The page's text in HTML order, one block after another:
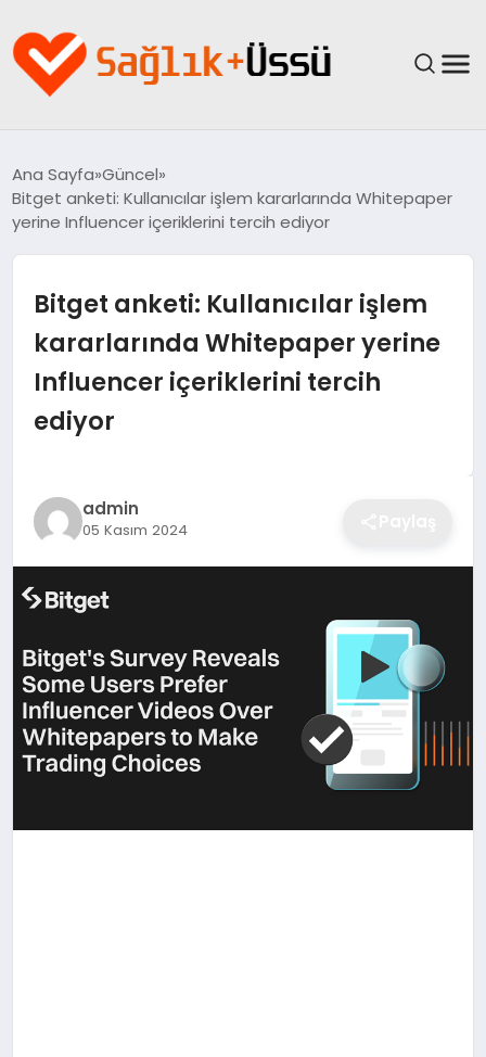
YAŞAM
GÜNCEL
SPOR & FITNESS
BESLENME
Ana Sayfa Güncel
Bitget anketi: Kullanıcılar işlem kararlarında Whitepaper
yerine Influencer içeriklerini tercih ediyor
Bitget anketi: Kullanıcılar işlem
kararlarında Whitepaper yerine
Influencer içeriklerini tercih
ediyor
admin
05 Kasım 2024